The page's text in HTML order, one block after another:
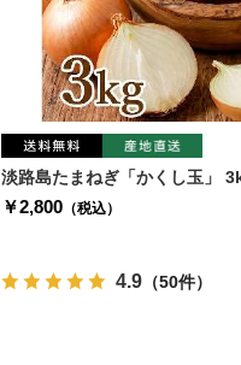
淡路島たまねぎ「かくし玉」
￥2,800 （税込）
4.9 （50件）